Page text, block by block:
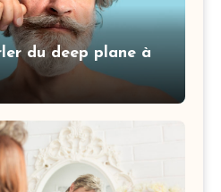
du deep plane à